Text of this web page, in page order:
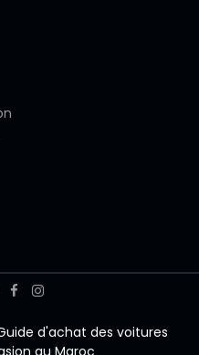
d'achat des voitures
au Maroc